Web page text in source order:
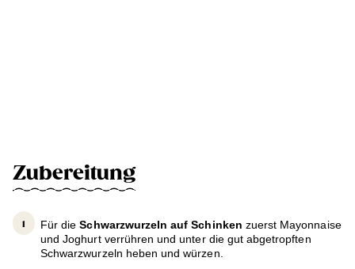
Zubereitung
Für dieSchwarzwurzeln auf Schinken zuerst Mayonnaise
und Joghurt verrühren und unter die gut abgetropften
Schwarzwurzeln heben und würzen.